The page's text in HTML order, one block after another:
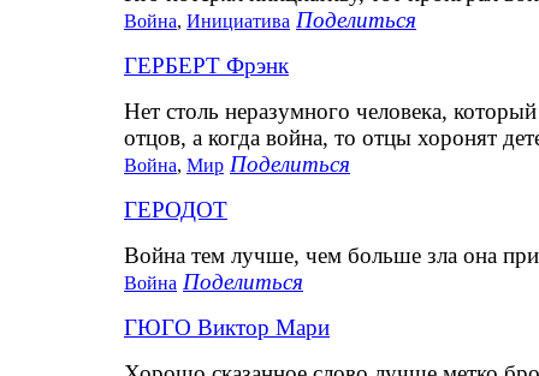
Война, Инициатива Поделиться
ГЕРБЕРТ Фрэнк
Нет столь неразумного человека,
отцов, а когда война, то отцы хоронят
Война, Мир Поделиться
ГЕРОДОТ
Война тем лучше, чем больше зла она
Война Поделиться
ГЮГО Виктор Мари